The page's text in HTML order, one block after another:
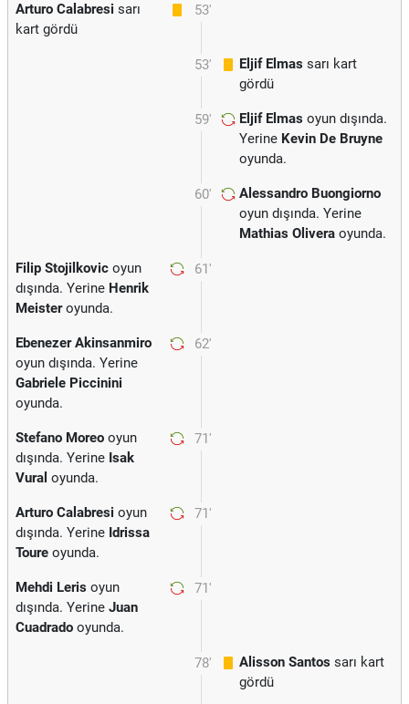
53'
Arturo Calabresi sarı
kart gördü
53' Eljif Elmas sarı kart
gördü
59' Eljif Elmas oyun dışında.
Yerine Kevin De Bruyne
oyunda.
60'
Alessandro Buongiorno
oyun dışında. Yerine
Mathias Olivera oyunda.
61'
Filip Stojilkovic oyun
dışında. Yerine Henrik
Meisteroyunda.
62'
Ebenezer Akinsanmiro
oyun dışında. Yerine
Gabriele Piccinini
oyunda.
71'
Stefano Moreo oyun
dışında. Yerine Isak
Vural oyunda.
71'
Arturo Calabresi oyun
dışında. Yerine Idrissa
Toure oyunda.
71'
Mehdi Leris oyun
dışında. Yerine Juan
Cuadrado oyunda.
78' Alisson Santos sarı kart
gördü